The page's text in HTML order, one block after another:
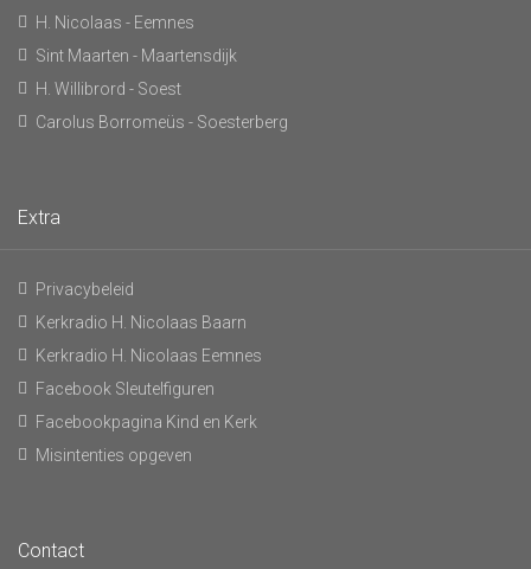
H. Nicolaas - Eemnes
Sint Maarten - Maartensdijk
H. Willibrord - Soest
Carolus Borromeüs - Soesterberg
Extra
Privacybeleid
Kerkradio H. Nicolaas Baarn
Kerkradio H. Nicolaas Eemnes
Facebook Sleutelfiguren
Facebookpagina Kind en Kerk
Misintenties opgeven
Contact